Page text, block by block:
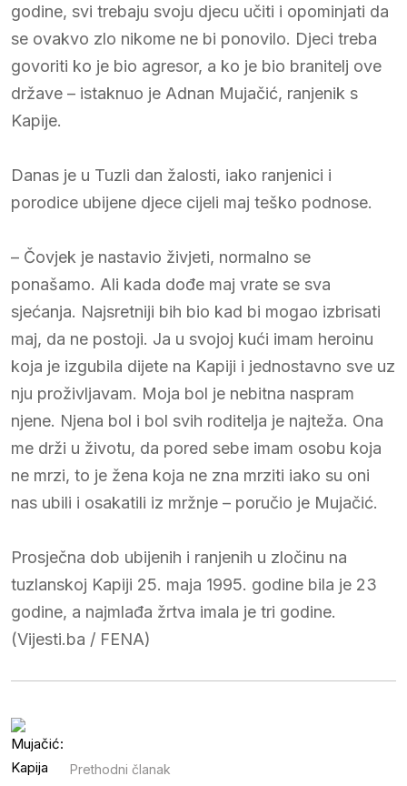
godine, svi trebaju svoju djecu učiti i opominjati da
se ovakvo zlo nikome ne bi ponovilo. Djeci treba
govoriti ko je bio agresor, a ko je bio branitelj ove
države – istaknuo je Adnan Mujačić, ranjenik s
Kapije.
Danas je u Tuzli dan žalosti, iako ranjenici i
porodice ubijene djece cijeli maj teško podnose.
– Čovjek je nastavio živjeti, normalno se
ponašamo. Ali kada dođe maj vrate se sva
sjećanja. Najsretniji bih bio kad bi mogao izbrisati
maj, da ne postoji. Ja u svojoj kući imam heroinu
koja je izgubila dijete na Kapiji i jednostavno sve uz
nju proživljavam. Moja bol je nebitna naspram
njene. Njena bol i bol svih roditelja je najteža. Ona
me drži u životu, da pored sebe imam osobu koja
ne mrzi, to je žena koja ne zna mrziti iako su oni
nas ubili i osakatili iz mržnje – poručio je Mujačić.
Prosječna dob ubijenih i ranjenih u zločinu na
tuzlanskoj Kapiji 25. maja 1995. godine bila je 23
godine, a najmlađa žrtva imala je tri godine.
(Vijesti.ba / FENA)
Prethodni članak